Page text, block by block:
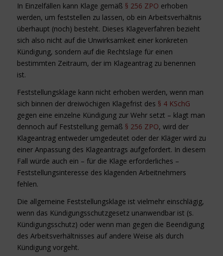
In Einzelfällen kann Klage gemäß § 256 ZPO erhoben
werden, um feststellen zu lassen, ob ein Arbeitsverhältnis
überhaupt (noch) besteht. Dieses Klageverfahren bezieht
sich also nicht auf die Unwirksamkeit einer konkreten
Kündigung, sondern auf die Rechtslage für einen
bestimmten Zeitraum, der im Klageantrag zu benennen
ist.
Feststellungsklage kann nicht erhoben werden, wenn man
sich binnen der dreiwöchigen Klagefrist des § 4 KSchG
gegen eine einzelne Kündigung zur Wehr setzt – klagt man
dennoch auf Feststellung gemäß § 256 ZPO, wird der
Klageantrag entweder umgedeutet oder der Kläger wird zu
einer Anpassung des Klageantrags aufgefordert. In diesem
Fall würde auch ein – für die Klage erforderliches –
Feststellungsinteresse des klagenden Arbeitnehmers
fehlen.
Die allgemeine Feststellungsklage ist vielmehr einschlägig,
wenn das Kündigungsschutzgesetz unanwendbar ist (s.
Kündigungsschutz) oder wenn man gegen die Beendigung
des Arbeitsverhältnisses auf andere Weise als durch
Kündigung vorgeht.